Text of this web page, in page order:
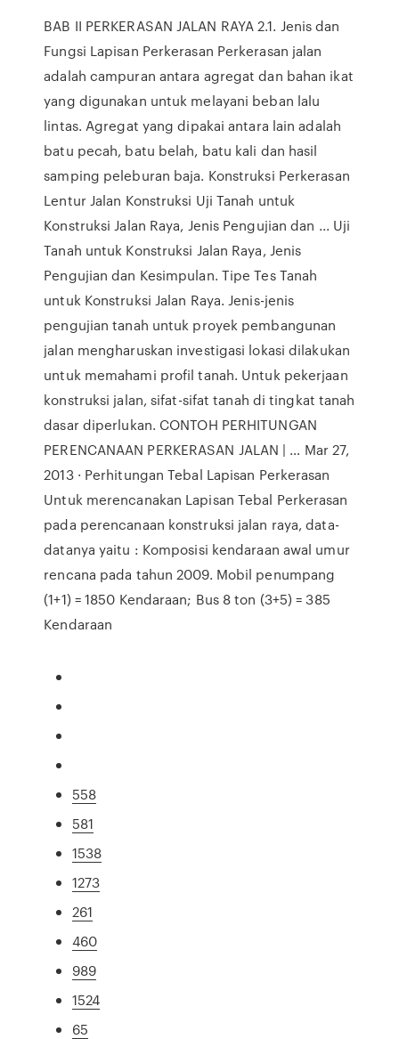
BAB II PERKERASAN JALAN RAYA 2.1. Jenis dan
Fungsi Lapisan Perkerasan Perkerasan jalan
adalah campuran antara agregat dan bahan ikat
yang digunakan untuk melayani beban lalu
lintas. Agregat yang dipakai antara lain adalah
batu pecah, batu belah, batu kali dan hasil
samping peleburan baja. Konstruksi Perkerasan
Lentur Jalan Konstruksi Uji Tanah untuk
Konstruksi Jalan Raya, Jenis Pengujian dan ... Uji
Tanah untuk Konstruksi Jalan Raya, Jenis
Pengujian dan Kesimpulan. Tipe Tes Tanah
untuk Konstruksi Jalan Raya. Jenis-jenis
pengujian tanah untuk proyek pembangunan
jalan mengharuskan investigasi lokasi dilakukan
untuk memahami profil tanah. Untuk pekerjaan
konstruksi jalan, sifat-sifat tanah di tingkat tanah
dasar diperlukan. CONTOH PERHITUNGAN
PERENCANAAN PERKERASAN JALAN | … Mar 27,
2013 · Perhitungan Tebal Lapisan Perkerasan
Untuk merencanakan Lapisan Tebal Perkerasan
pada perencanaan konstruksi jalan raya, data-
datanya yaitu : Komposisi kendaraan awal umur
rencana pada tahun 2009. Mobil penumpang
(1+1) = 1850 Kendaraan; Bus 8 ton (3+5) = 385
Kendaraan
558
581
1538
1273
261
460
989
1524
65